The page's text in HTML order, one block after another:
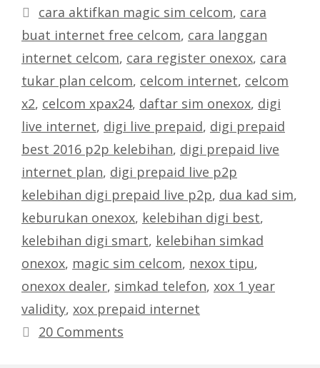
Tags
cara aktifkan magic sim celcom, cara
buat internet free celcom, cara langgan
internet celcom, cara register onexox, cara
tukar plan celcom, celcom internet, celcom
x2, celcom xpax24, daftar sim onexox, digi
live internet, digi live prepaid, digi prepaid
best 2016 p2p kelebihan, digi prepaid live
internet plan, digi prepaid live p2p
kelebihan digi prepaid live p2p, dua kad sim,
keburukan onexox, kelebihan digi best,
kelebihan digi smart, kelebihan simkad
onexox, magic sim celcom, nexox tipu,
onexox dealer, simkad telefon, xox 1 year
validity, xox prepaid internet
20 Comments